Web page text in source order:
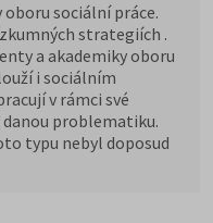
sociální práce.
strategiích .
a akademiky oboru
i sociálním
v rámci své
problematiku.
typu nebyl doposud